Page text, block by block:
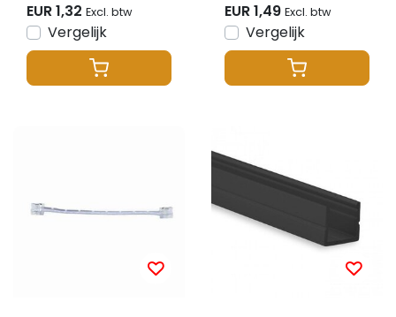
EUR 1,32 Excl. btw
Vergelijk
EUR 1,49 Excl. btw
Vergelijk